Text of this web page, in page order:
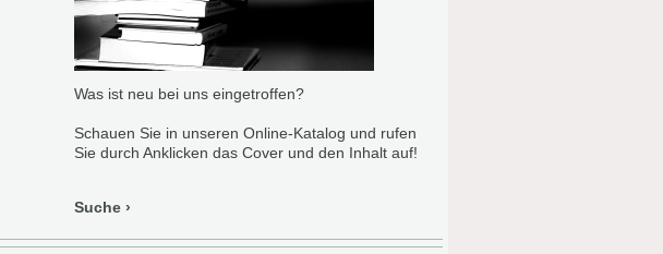
Was ist neu bei uns eingetroffen?
Schauen Sie in unseren Online-Katalog und rufen
Sie durch Anklicken das Cover und den Inhalt auf!
Suche